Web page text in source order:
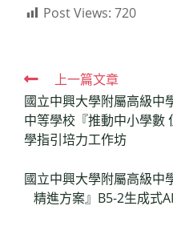
Post Views: 720
Read
more
articles
上一篇文章
國立中興大學附屬高級中
中等學校『推動中小學數
學指引培力工作坊
國立中興大學附屬高級中
精進方案』B5-2生成式